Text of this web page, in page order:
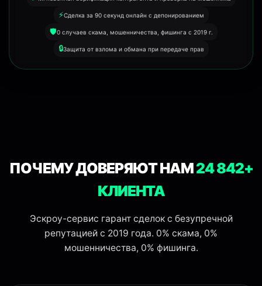
⚡Сделка за 90 секунд онлайн с депонированием
🛡️0 случаев скама, мошенничества, фишинга с 2019 г.
🔒Защита от взлома и обмана при передаче прав
ПОЧЕМУ ДОВЕРЯЮТ НАМ24 842+
КЛИЕНТА
Эскроу-сервис гарант сделок с безупречной
репутацией с 2019 года. 0% скама, 0%
мошенничества, 0% фишинга.